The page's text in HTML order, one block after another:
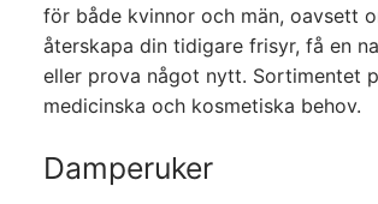
för både kvinnor och män, oavsett
återskapa din tidigare frisyr, få en
eller prova något nytt. Sortimentet
medicinska och kosmetiska behov.
Damperuker